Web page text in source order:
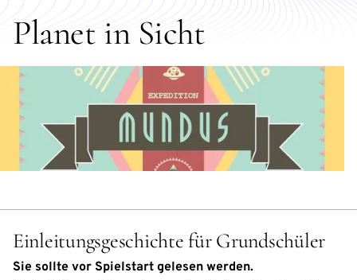
Planet in Sicht
Einleitungsgeschichte für Grundschüler
Sie sollte vor Spielstart gelesen werden.